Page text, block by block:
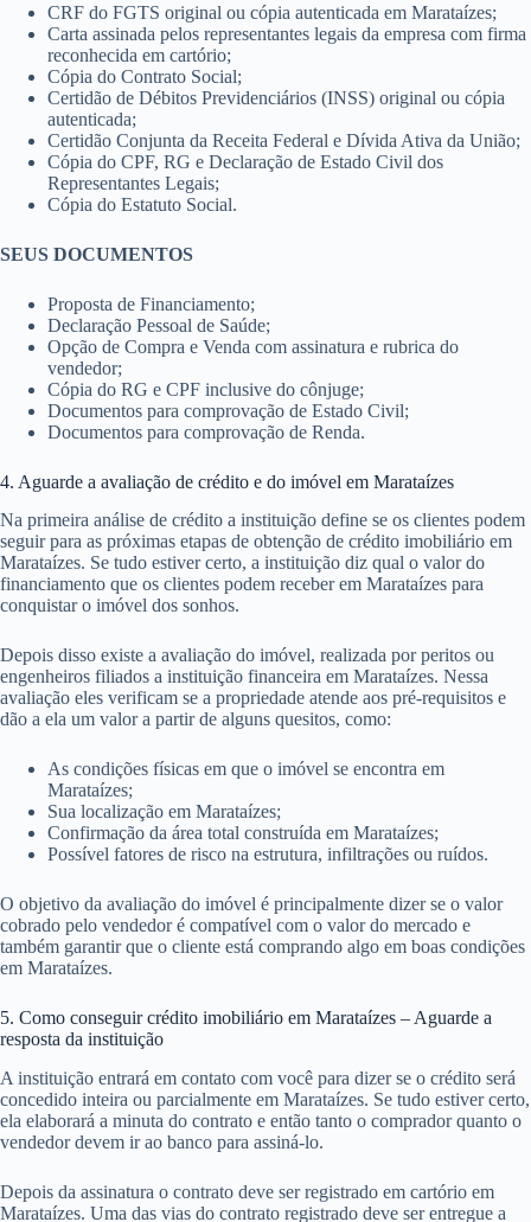
CRF do FGTS original ou cópia autenticada em Marataízes;
Carta assinada pelos representantes legais da empresa com firma
reconhecida em cartório;
Cópia do Contrato Social;
Certidão de Débitos Previdenciários (INSS) original ou cópia
autenticada;
Certidão Conjunta da Receita Federal e Dívida Ativa da União;
Cópia do CPF, RG e Declaração de Estado Civil dos
Representantes Legais;
Cópia do Estatuto Social.
SEUS DOCUMENTOS
Proposta de Financiamento;
Declaração Pessoal de Saúde;
Opção de Compra e Venda com assinatura e rubrica do
vendedor;
Cópia do RG e CPF inclusive do cônjuge;
Documentos para comprovação de Estado Civil;
Documentos para comprovação de Renda.
4. Aguarde a avaliação de crédito e do imóvel em Marataízes
Na primeira análise de crédito a instituição define se os clientes podem
seguir para as próximas etapas de obtenção de crédito imobiliário em
Marataízes. Se tudo estiver certo, a instituição diz qual o valor do
financiamento que os clientes podem receber em Marataízes para
conquistar o imóvel dos sonhos.
Depois disso existe a avaliação do imóvel, realizada por peritos ou
engenheiros filiados a instituição financeira em Marataízes. Nessa
avaliação eles verificam se a propriedade atende aos pré-requisitos e
dão a ela um valor a partir de alguns quesitos, como:
As condições físicas em que o imóvel se encontra em
Marataízes;
Sua localização em Marataízes;
Confirmação da área total construída em Marataízes;
Possível fatores de risco na estrutura, infiltrações ou ruídos.
O objetivo da avaliação do imóvel é principalmente dizer se o valor
cobrado pelo vendedor é compatível com o valor do mercado e
também garantir que o cliente está comprando algo em boas condições
em Marataízes.
5. Como conseguir crédito imobiliário em Marataízes – Aguarde a
resposta da instituição
A instituição entrará em contato com você para dizer se o crédito será
concedido inteira ou parcialmente em Marataízes. Se tudo estiver certo,
ela elaborará a minuta do contrato e então tanto o comprador quanto o
vendedor devem ir ao banco para assiná-lo.
Depois da assinatura o contrato deve ser registrado em cartório em
Marataízes. Uma das vias do contrato registrado deve ser entregue a